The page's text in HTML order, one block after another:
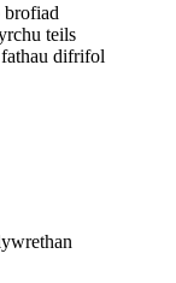
brofiad
teils
difrifol